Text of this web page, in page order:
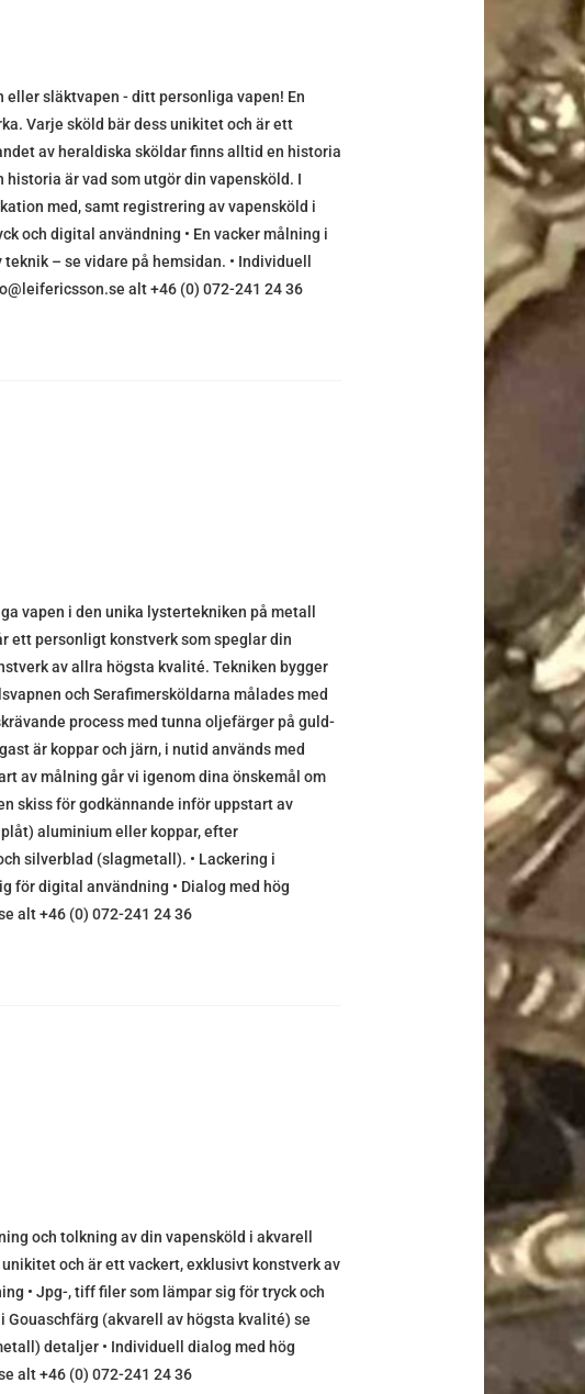
släktvapen - ditt personliga vapen! En
Varje sköld bär dess unikitet och är ett
av heraldiska sköldar finns alltid en historia
är vad som utgör din vapensköld. I
med, samt registrering av vapensköld i
och digital användning • En vacker målning i
– se vidare på hemsidan. • Individuell
alt +46 (0) 072-241 24 36
vapen i den unika lystertekniken på metall
ett personligt konstverk som speglar din
av allra högsta kvalité. Tekniken bygger
och Serafimersköldarna målades med
process med tunna oljefärger på guld-
är koppar och järn, i nutid används med
av målning går vi igenom dina önskemål om
skiss för godkännande inför uppstart av
aluminium eller koppar, efter
silverblad (slagmetall). • Lackering i
för digital användning • Dialog med hög
alt +46 (0) 072-241 24 36
och tolkning av din vapensköld i akvarell
och är ett vackert, exklusivt konstverk av
• Jpg-, tiff filer som lämpar sig för tryck och
Gouaschfärg (akvarell av högsta kvalité) se
detaljer • Individuell dialog med hög
alt +46 (0) 072-241 24 36